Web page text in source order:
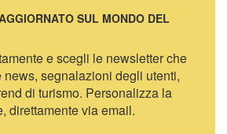
SUL MONDO DEL
e scegli le newsletter che
news, segnalazioni degli utenti,
di turismo. Personalizza la
direttamente via email.